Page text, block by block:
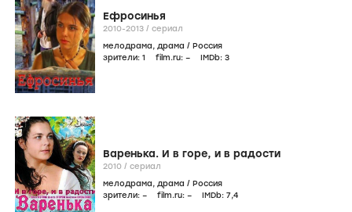
Ефросинья
2010-2013 / сериал
мелодрама, драма / Россия
зрители: 1 film.ru: – IMDb: 3
Варенька. И в горе, и в радости
2010 / сериал
мелодрама, драма / Россия
зрители: – film.ru: – IMDb: 7,4